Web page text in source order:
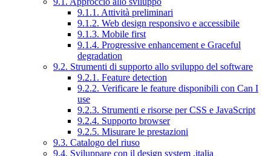
9.1.1. Attività preliminari
9.1.2. Web design responsivo e accessibile
9.1.3. Mobile first
9.1.4. Progressive enhancement e Graceful
degradation
9.2. Strumenti di supporto allo sviluppo del software
9.2.1. Feature detection
9.2.2. Verificare le feature disponibili con Can I
use
9.2.3. Strumenti e risorse per CSS e JavaScript
9.2.4. Supporto browser
9.2.5. Misurare le prestazioni
9.3. Catalogo del riuso
9.4. Sviluppare con il design system .italia